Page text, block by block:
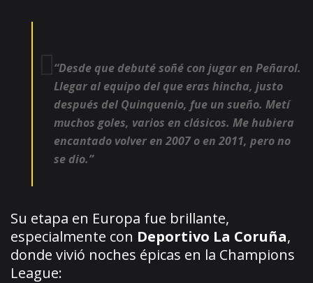
“Desde que debuté soñé con jugar en Peñarol.
Llegar al equipo del que eras hincha, justo
después del Quinquenio, fue un sueño. Metí
muchos goles, varios en clásicos. Me hubiera
encantado volver en 2007 o en 2011, pero no
se dio.”
Su etapa en Europa fue brillante,
especialmente con Deportivo La Coruña,
donde vivió noches épicas en la Champions
League: